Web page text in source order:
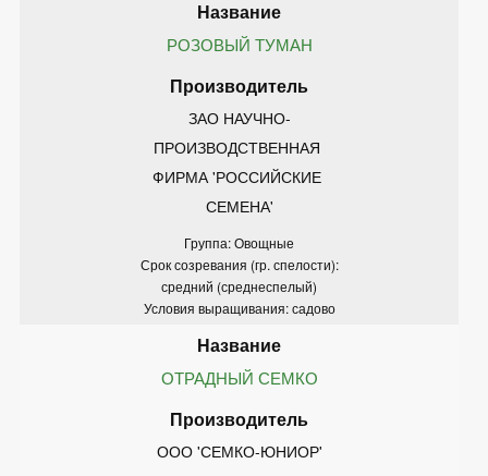
РОЗОВЫЙ ТУМАН
ЗАО НАУЧНО-
ПРОИЗВОДСТВЕННАЯ
ФИРМА 'РОССИЙСКИЕ
СЕМЕНА'
Группа: Овощные
Срок созревания (гр. спелости):
средний (среднеспелый)
Условия выращивания: садово
ОТРАДНЫЙ СЕМКО
ООО 'СЕМКО-ЮНИОР'